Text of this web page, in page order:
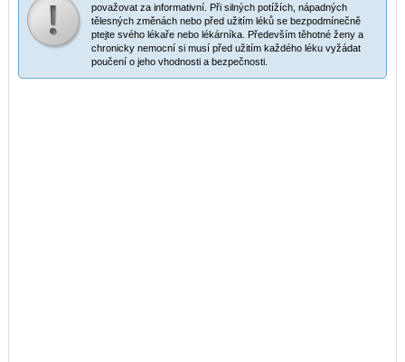
považovat za informativní. Při silných potížích, nápadných
tělesných změnách nebo před užitím léků se bezpodmínečně
ptejte svého lékaře nebo lékárníka. Především těhotné ženy a
chronicky nemocní si musí před užitím každého léku vyžádat
poučení o jeho vhodnosti a bezpečnosti.